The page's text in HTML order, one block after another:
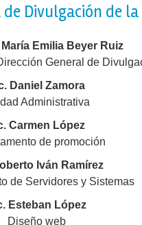
Divulgación de la
María Emilia Beyer Ruiz
General de
Daniel Zamora
Administrativa
Carmen López
de promoción
Iván Ramírez
de Servidores y Sistemas
Esteban López
Diseño web